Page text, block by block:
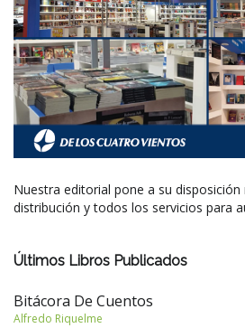
Nuestra editorial pone a su disposición
distribución y todos los servicios para
Últimos Libros Publicados
Bitácora De Cuentos
Alfredo Riquelme